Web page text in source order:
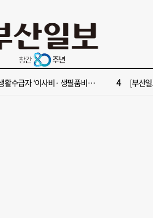
더니 새벽부터 ‘문전성시’ 해수
급자 ‘이사비· 생필품비’ 지원 [부산
식 6 ‘대한